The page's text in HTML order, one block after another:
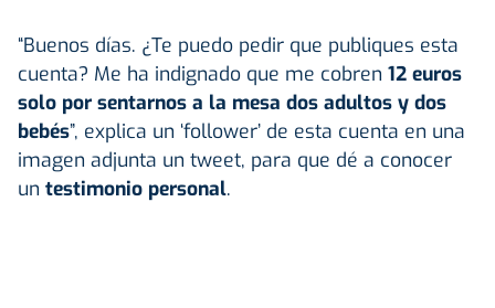
“Buenos días. ¿Te puedo pedir que publiques esta
cuenta? Me ha indignado que me cobren 12 euros
solo por sentarnos a la mesa dos adultos y dos
bebés”, explica un ‘follower’ de esta cuenta en una
imagen adjunta un tweet, para que dé a conocer
un testimonio personal.